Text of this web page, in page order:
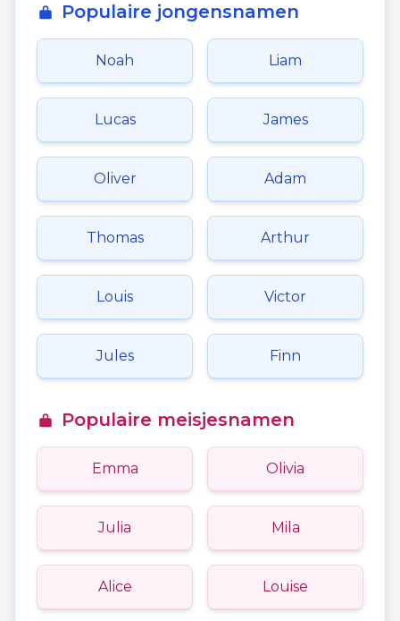
Populaire jongensnamen
Noah Liam
Lucas James
Oliver Adam
Thomas Arthur
Louis Victor
Jules Finn
Populaire meisjesnamen
Emma Olivia
Julia Mila
Alice Louise